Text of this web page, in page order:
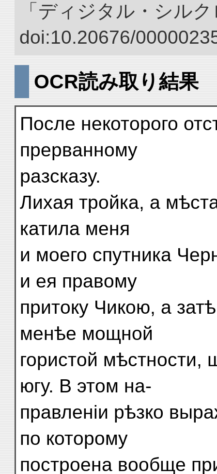
「ディジタル・シル
doi:10.20676/
OCR読み取り結果
После некоторого
прерванному
разсказу.
Лихая тройка, а
катила меня
и моего спутника
и ея правому
притоку Чикою, а
менѣе мощной
гористой мѣстности,
югу. В этом на-
правленіи рѣзко
по которому
построена вообще